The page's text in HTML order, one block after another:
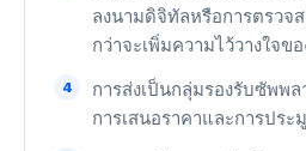
ลงนามดิจิทัลหรือการตรวจ
กว่าจะเพิ่มความไว้วางใจข
4
การส่งเป็นกลุ่มรองรับซัพพ
การเสนอราคาและการประ